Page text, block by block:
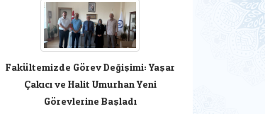
Fakültemizde Görev Değişimi: Yaşar
Çakıcı ve Halit Umurhan Yeni
Görevlerine Başladı